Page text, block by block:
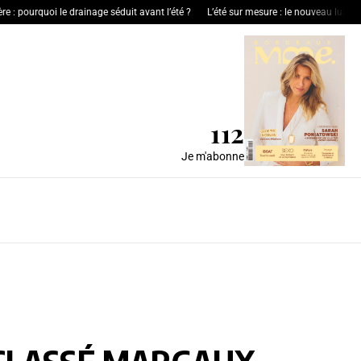
le drainage séduit avant l’été ? L’été sur mesure : le nouveau luxe de
112
Je m'abonne